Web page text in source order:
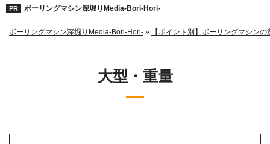
ボーリングマシン深堀りMedia-Bori-Hori-
ボーリングマシン深堀りMedia-Bori-Hori- » 【ポイント別】ボーリングマシンの
大型・重量